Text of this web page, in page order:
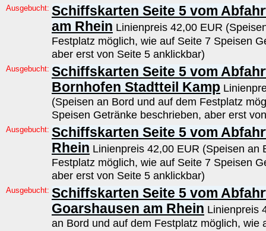
Ausgebucht: Schiffskarten Seite 5 vom
am Rhein Linienpreis 42,00 EUR
Festplatz möglich, wie auf Seite 7 Speisen
aber erst von Seite 5 anklickbar)
Ausgebucht: Schiffskarten Seite 5 vom
Bornhofen Stadtteil Kamp
(Speisen an Bord und auf dem Festplatz
Speisen Getränke beschrieben, aber erst
Ausgebucht: Schiffskarten Seite 5 vom
Rhein Linienpreis 42,00 EUR (Speisen an
Festplatz möglich, wie auf Seite 7 Speisen
aber erst von Seite 5 anklickbar)
Ausgebucht: Schiffskarten Seite 5 vom
Goarshausen am Rhein Linienpreis
an Bord und auf dem Festplatz möglich, wie